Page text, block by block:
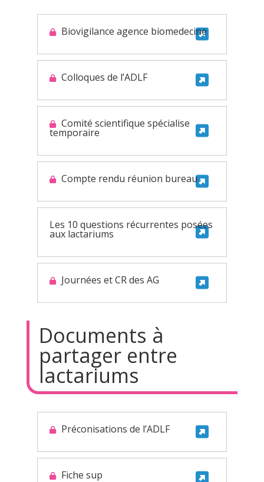
Biovigilance agence biomedecine
Colloques de l’ADLF
Comité scientifique spécialise
temporaire
Compte rendu réunion bureau
Les 10 questions récurrentes posées
aux lactariums
Journées et CR des AG
Documents à
partager entre
lactariums
Préconisations de l’ADLF
Fiche sup